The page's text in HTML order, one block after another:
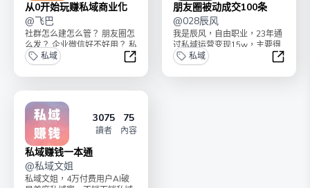
从0开始玩赚私域商业化
@飞巴
社群怎么建怎么管？ 朋友圈怎
么发？ 企业微信好不好用？ 私
域流量怎么来？又该怎么留？
每天都...
私域
从0开始玩赚私域商业化
朋友圈被动成交100条
@028辰风
我是辰风，自由职业，23年通
过私域运营变现15w，主要得
益于朋友圈的运营。通过朋友
圈文案，成交了19...
私域
朋友
3075
讀者
75
內容
私域赚钱一本通
@私域文姐
私域文姐，4万付费用户AI破